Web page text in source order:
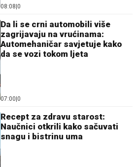
08:08|0
Da li se crni automobili više
zagrijavaju na vrućinama:
Automehaničar savjetuje kako
da se vozi tokom ljeta
07:00|0
Recept za zdravu starost:
Naučnici otkrili kako sačuvati
snagu i bistrinu uma